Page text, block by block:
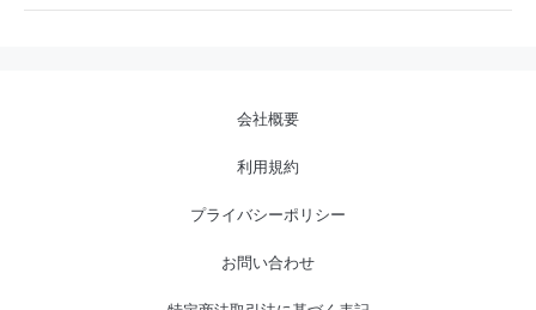
会社概要
利用規約
プライバシーポリシー
お問い合わせ